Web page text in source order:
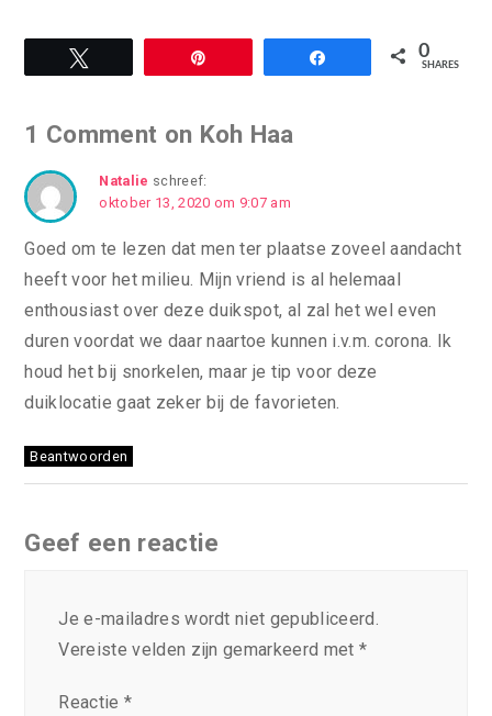
0
SHARES
1 Comment on Koh Haa
Natalie schreef:
oktober 13, 2020 om 9:07 am
Goed om te lezen dat men ter plaatse zoveel aandacht
heeft voor het milieu. Mijn vriend is al helemaal
enthousiast over deze duikspot, al zal het wel even
duren voordat we daar naartoe kunnen i.v.m. corona. Ik
houd het bij snorkelen, maar je tip voor deze
duiklocatie gaat zeker bij de favorieten.
Beantwoorden
Geef een reactie
Je e-mailadres wordt niet gepubliceerd.
Vereiste velden zijn gemarkeerd met *
Reactie *